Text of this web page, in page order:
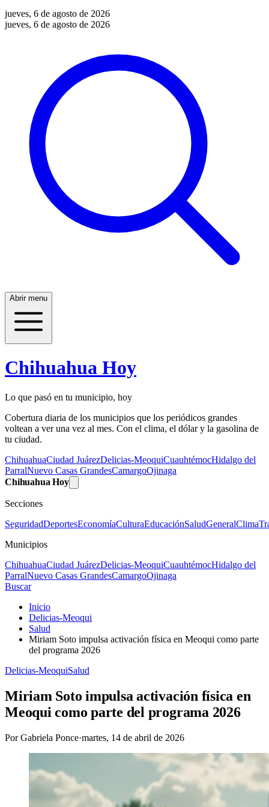
jueves, 6 de agosto de 2026
jueves, 6 de agosto de 2026
Abrir menu
Chihuahua Hoy
Lo que pasó en tu municipio, hoy
Cobertura diaria de los municipios que los periódicos grandes
voltean a ver una vez al mes. Con el clima, el dólar y la gasolina de
tu ciudad.
ChihuahuaCiudad JuárezDelicias-MeoquiCuauhtémocHidalgo del
ParralNuevo Casas GrandesCamargoOjinaga
Chihuahua Hoy
Secciones
SeguridadDeportesEconomíaCulturaEducaciónSaludGeneralClima
Municipios
ChihuahuaCiudad JuárezDelicias-MeoquiCuauhtémocHidalgo del
ParralNuevo Casas GrandesCamargoOjinaga
Buscar
Inicio
Delicias-Meoqui
Salud
Miriam Soto impulsa activación física en Meoqui como parte
del programa 2026
Delicias-MeoquiSalud
Miriam Soto impulsa activación física en
Meoqui como parte del programa 2026
PorGabriela Ponce·martes, 14 de abril de 2026